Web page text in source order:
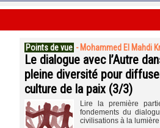
Points de vue - Mohammed El Mahdi
Le dialogue avec l’Autre
pleine diversité pour
culture de la paix (3/3)
Lire la première
fondements du
civilisations à la